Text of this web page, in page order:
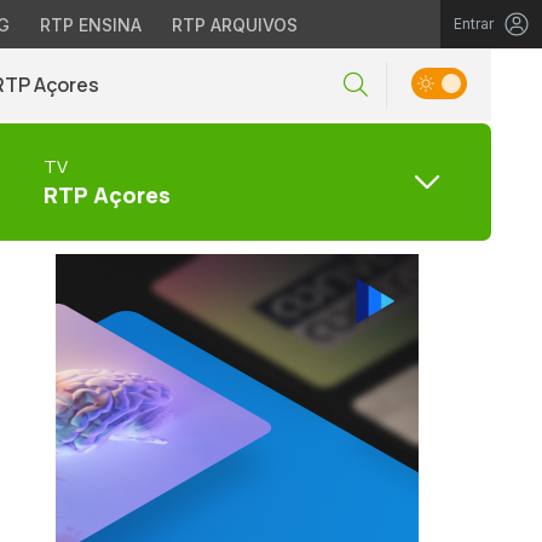
RTP ENSINA RTP ARQUIVOS Entrar
Açores
TV
RTP Açores